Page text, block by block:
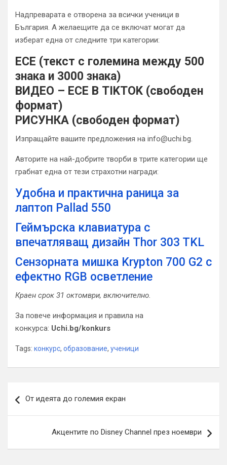
Надпреварата е отворена за всички ученици в
България. А желаещите да се включат могат да
изберат една от следните три категории:
ЕСЕ (текст с големина между 500
знака и 3000 знака)
ВИДЕО – ЕСЕ В TIKTOK (свободен
формат)
РИСУНКА (свободен формат)
Изпращайте вашите предложения на info@uchi.bg.
Авторите на най-добрите творби в трите категории ще
грабнат една от тези страхотни награди:
Удобна и практична раница за
лаптоп Pallad 550
Геймърска клавиатура с
впечатляващ дизайн Thor 303 TKL
Сензорната мишка Krypton 700 G2 с
ефектно RGB осветление
Краен срок 31 октомври, включително.
За повече информация и правила на
конкурса: Uchi.bg/konkurs
Tags: конкурс, образование, ученици
От идеята до големия екран
Акцентите по Disney Channel през ноември